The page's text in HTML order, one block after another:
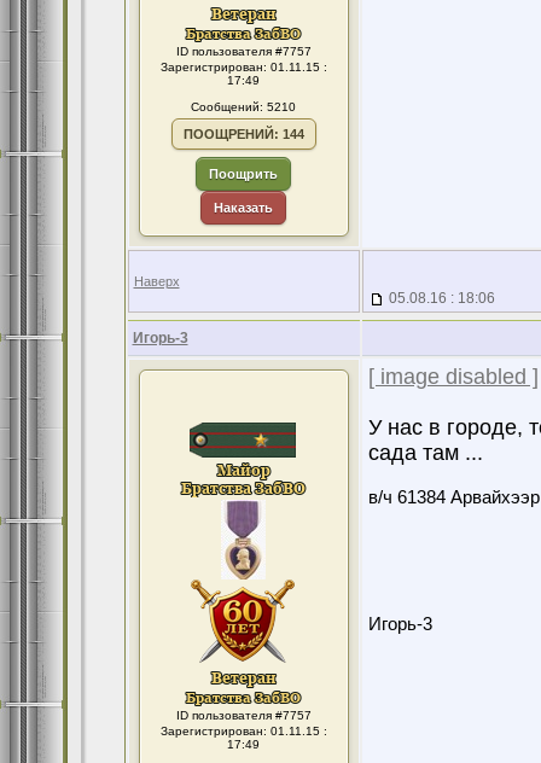
ID пользователя #7757
Зарегистрирован: 01.11.15 :
17:49
Сообщений: 5210
ПООЩРЕНИЙ: 144
Поощрить
Наказать
Наверх
05.08.16 : 18:06
Игорь-3
ID пользователя #7757
Зарегистрирован: 01.11.15 :
17:49
[ image disabled ]
У нас в городе,
сада там ...
в/ч 61384
Игорь-3